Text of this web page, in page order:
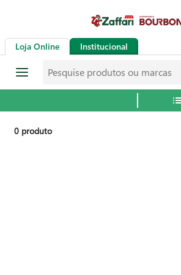
Loja Online Institucional
0 produto